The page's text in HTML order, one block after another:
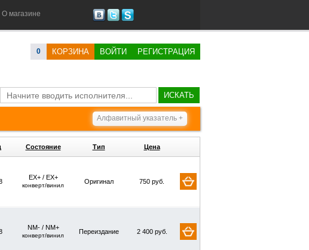
О магазине
0 КОРЗИНА ВОЙТИ РЕГИСТРАЦИЯ
ИСКАТЬ
Алфавитный указатель +
Состояние Тип Цена
EX+ / EX+
конверт/винил
Оригинал 750 руб.
NM- / NM+
конверт/винил
Переиздание 2 400 руб.